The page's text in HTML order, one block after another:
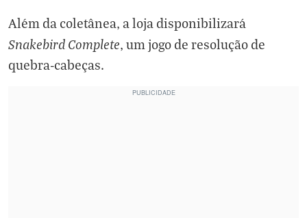
Além da coletânea, a loja disponibilizará
Snakebird Complete, um jogo de resolução de
quebra-cabeças.